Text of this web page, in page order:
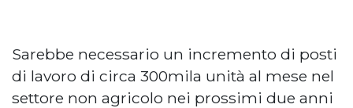
Sarebbe necessario un incremento di posti
di lavoro di circa 300mila unità al mese nel
settore non agricolo nei prossimi due anni